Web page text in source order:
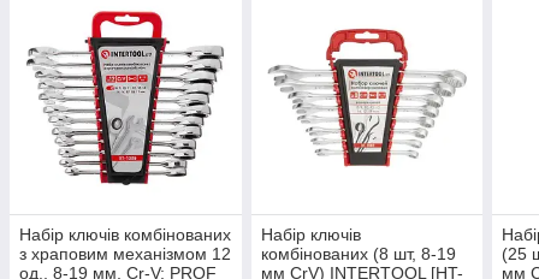
Набір ключів комбінованих
з храповим механізмом 12
од., 8-19 мм, Cr-V; PROF
Набір ключів
комбінованих (8 шт, 8-19
мм CrV) INTERTOOL [HT-
(25
мм